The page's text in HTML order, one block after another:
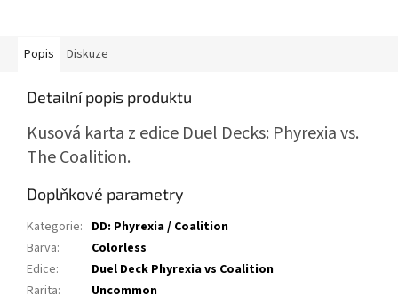
Popis Diskuze
Detailní popis produktu
Kusová karta z edice Duel Decks: Phyrexia vs.
The Coalition.
Doplňkové parametry
Kategorie: DD: Phyrexia / Coalition
Barva:
Colorless
Edice:
Duel Deck Phyrexia vs Coalition
Rarita: Uncommon